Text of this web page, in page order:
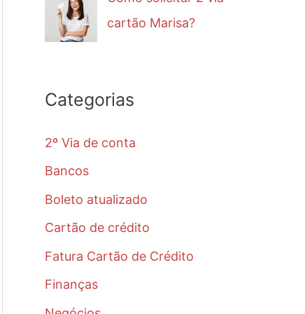
cartão Marisa?
Categorias
2º Via de conta
Bancos
Boleto atualizado
Cartão de crédito
Fatura Cartão de Crédito
Finanças